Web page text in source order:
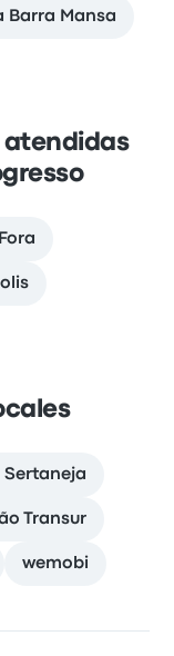
Barra Mansa
atendidas
Sertaneja
Transur
wemobi